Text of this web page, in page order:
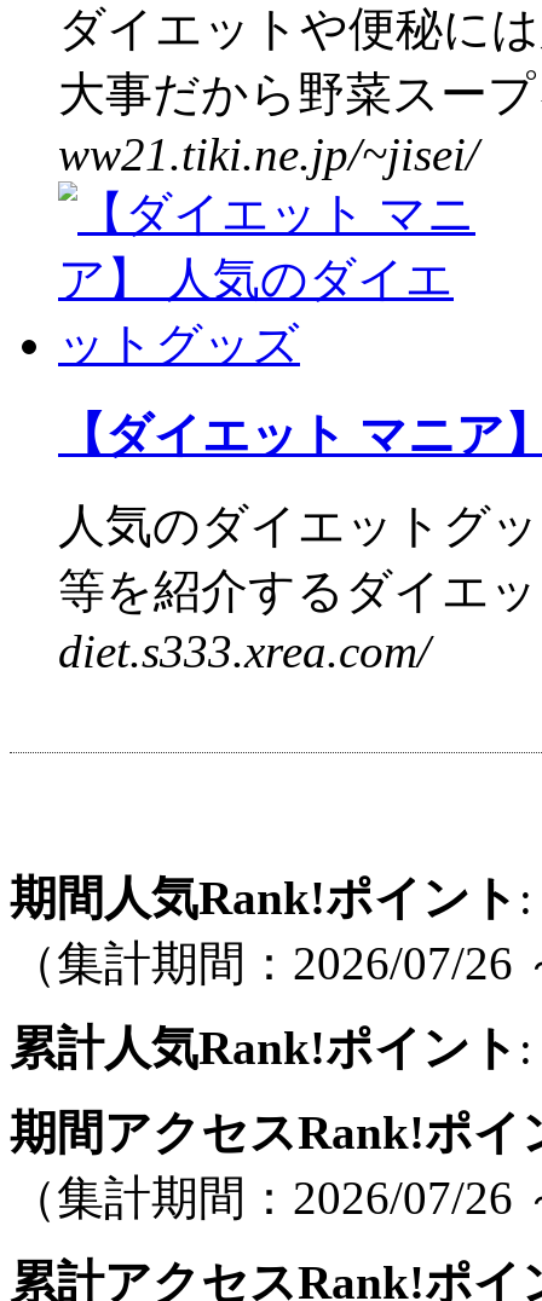
ダイエットや便秘に
大事だから野菜スー
ww21.tiki.ne.jp/~jisei/
【ダイエット マニア
人気のダイエットグ
等を紹介するダイエ
diet.s333.xrea.com/
期間人気Rank!ポイント
（集計期間：2026/07/26
累計人気Rank!ポイント
期間アクセスRank!ポイ
（集計期間：2026/07/26
累計アクセスRank!ポイ